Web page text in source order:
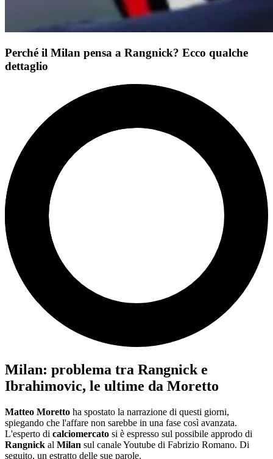
Perché il Milan pensa a Rangnick? Ecco qualche
dettaglio
Milan: problema tra Rangnick e
Ibrahimovic, le ultime da Moretto
Matteo Moretto ha spostato la narrazione di questi giorni,
spiegando che l'affare non sarebbe in una fase così avanzata.
L'esperto di calciomercato si è espresso sul possibile approdo di
Rangnick al Milan sul canale Youtube di Fabrizio Romano. Di
seguito, un estratto delle sue parole.